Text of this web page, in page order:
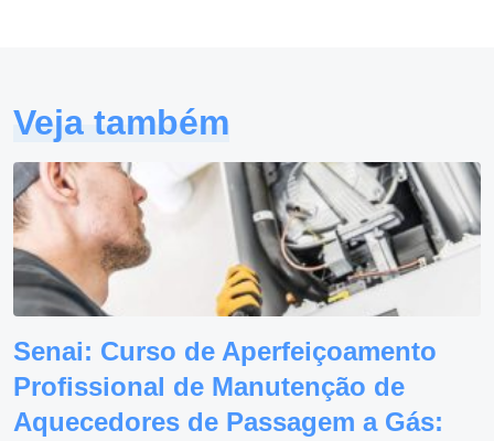
Veja também
Senai: Curso de Aperfeiçoamento
Profissional de Manutenção de
Aquecedores de Passagem a Gás: